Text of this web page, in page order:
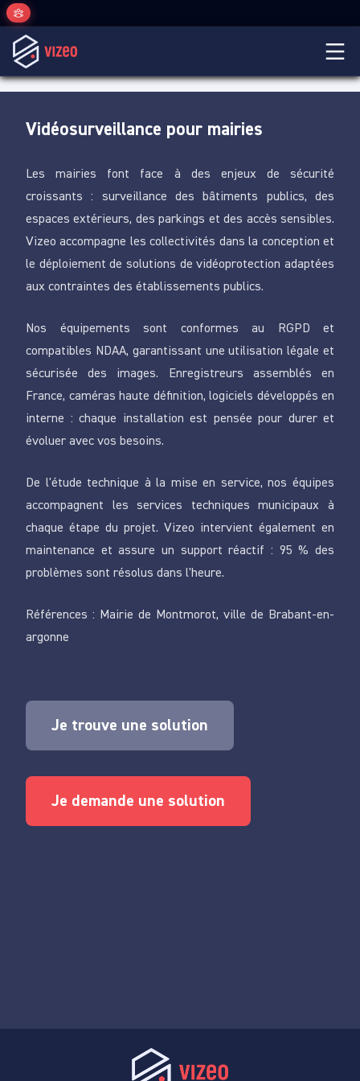
Vidéosurveillance pour mairies
Les mairies font face à des enjeux de sécurité
croissants : surveillance des bâtiments publics, des
espaces extérieurs, des parkings et des accès sensibles.
Vizeo accompagne les collectivités dans la conception et
le déploiement de solutions de vidéoprotection adaptées
aux contraintes des établissements publics.
Nos équipements sont conformes au RGPD et
compatibles NDAA, garantissant une utilisation légale et
sécurisée des images. Enregistreurs assemblés en
France, caméras haute définition, logiciels développés en
interne : chaque installation est pensée pour durer et
évoluer avec vos besoins.
De l'étude technique à la mise en service, nos équipes
accompagnent les services techniques municipaux à
chaque étape du projet. Vizeo intervient également en
maintenance et assure un support réactif : 95 % des
problèmes sont résolus dans l'heure.
Références : Mairie de Montmorot, ville de Brabant-en-
argonne
Je trouve une solution
Je demande une solution